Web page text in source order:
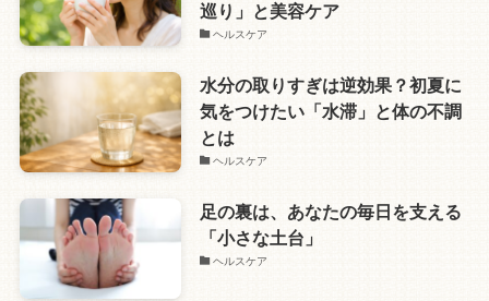
巡り」と美容ケア
ヘルスケア
水分の取りすぎは逆効果？初夏に
気をつけたい「水滞」と体の不調
とは
ヘルスケア
足の裏は、あなたの毎日を支える
「小さな土台」
ヘルスケア